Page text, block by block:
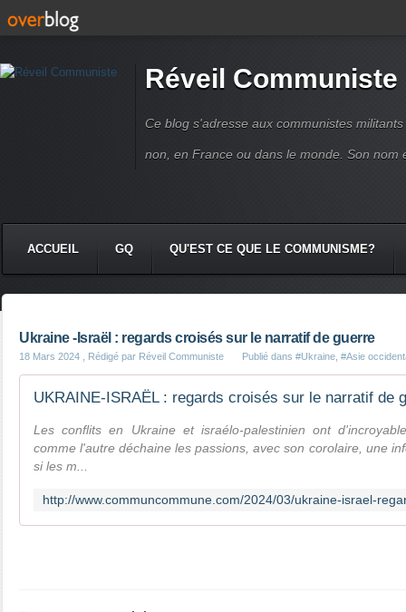
Réveil Communiste
Ce blog s'adresse aux communistes
non, en France ou dans le monde. Son nom
ACCUEIL GQ QU'EST CE QUE LE COMMUNISME?
Ukraine -Israël : regards croisés sur le narratif de guerre
18 Mars 2024 , Rédigé par Réveil Communiste Publié dans #Ukraine #Asie
Les conflits en Ukraine et israélo-palestinien ont
comme l'autre déchaine les passions, avec son corolaire, une
si les m...